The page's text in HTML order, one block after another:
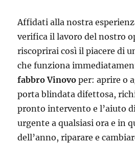
Affidati alla nostra
verifica il lavoro del nostro
riscoprirai così il piacere di
che funziona
fabbro Vinovo per: aprire o
porta blindata difettosa,
pronto intervento e l’aiuto
urgente a qualsiasi ora e in
dell’anno, riparare e